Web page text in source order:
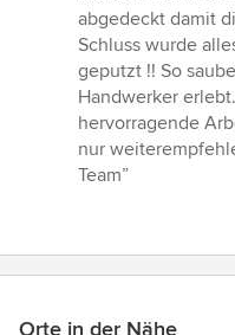
abgedeckt damit
Schluss wurde
geputzt !! So
Handwerker
hervorragende
nur
Team”
Orte in der Nähe